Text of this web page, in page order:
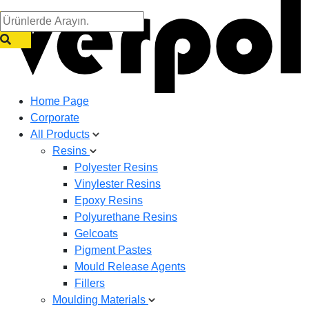
Home Page
Corporate
All Products
Resins
Polyester Resins
Vinylester Resins
Epoxy Resins
Polyurethane Resins
Gelcoats
Pigment Pastes
Mould Release Agents
Fillers
Moulding Materials